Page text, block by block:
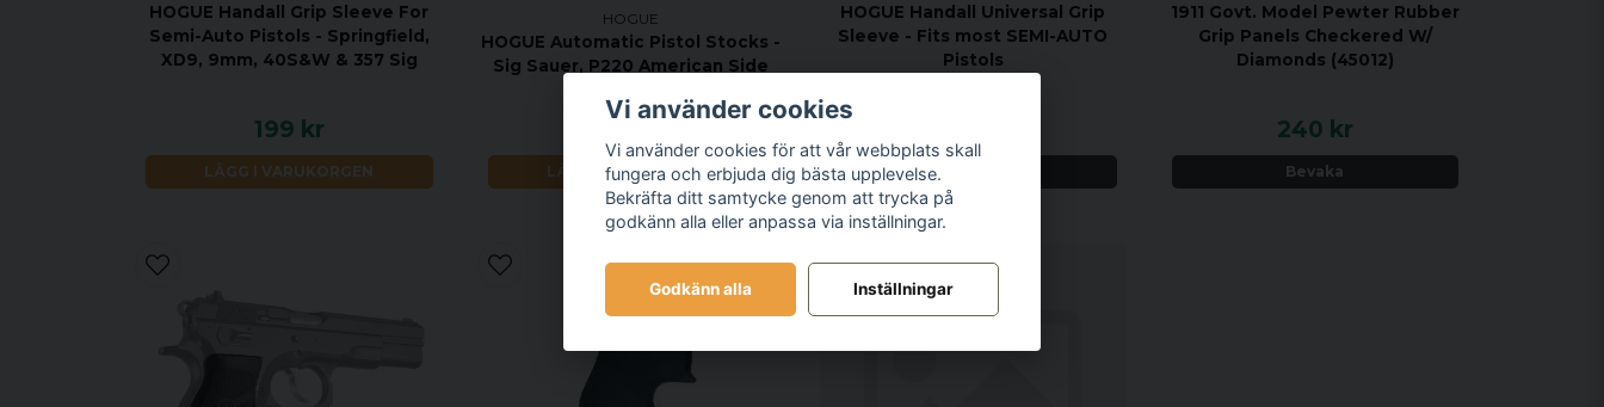
HOGUE Handall Grip Sleeve For
Semi-Auto Pistols - Springfield,
XD9, 9mm, 40S&W & 357 Sig
199 kr
LÄGG I VARUKORGEN
HOGUE
HOGUE Automatic Pistol Stocks -
Sig Sauer, P220 American Side
LÄGG I VARUKORGEN
HOGUE Handall Universal Grip
Sleeve - Fits most SEMI-AUTO
Pistols
1911 Govt. Model Pewter Rubber
Grip Panels Checkered W/
Diamonds (45012)
240 kr
Bevaka
Vi använder cookies
Vi använder cookies för att vår webbplats skall
fungera och erbjuda dig bästa upplevelse.
Bekräfta ditt samtycke genom att trycka på
godkänn alla eller anpassa via inställningar.
Godkänn alla Inställningar